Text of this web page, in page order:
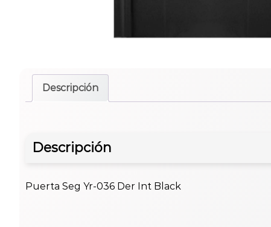
Descripción
Descripción
Puerta Seg Yr-036 Der Int Black